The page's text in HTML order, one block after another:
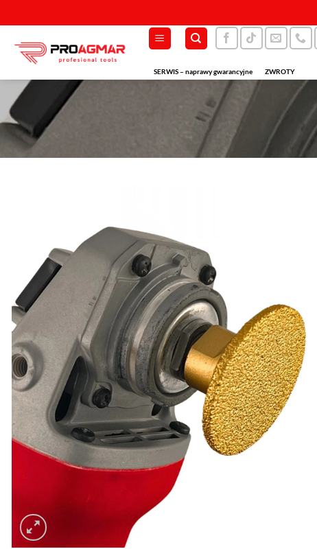
do
zawartości
SERWIS – naprawy gwarancyjne ZWROTY